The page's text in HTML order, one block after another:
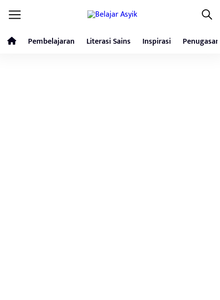
Pembelajaran Literasi Sains Inspirasi Penugasan